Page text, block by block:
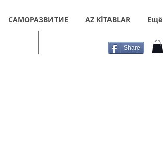
САМОРАЗВИТИЕ AZ KİTABLAR Ещё
Share